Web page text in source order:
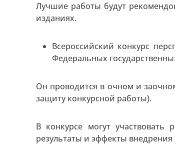
Лучшие работы будут
изданиях.
Всероссийский конкурс
Федеральных
Он проводится в очном и
защиту конкурсной работы).
В конкурсе могут
результаты и эффекты